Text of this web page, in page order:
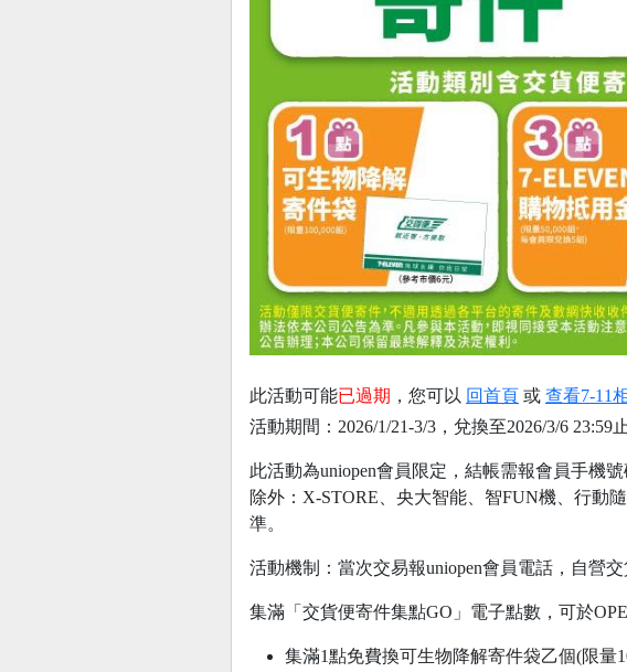
此活動可能已過期 ，您可以 回首頁 或 查看7-11
活動期間：2026/1/21-3/3，兌換至2026/3/6 23:59
此活動為uniopen會員限定，結帳需報會員手機
除外：X-STORE、央大智能、智FUN機、行動
準。
活動機制：當次交易報uniopen會員電話，自營
集滿「交貨便寄件集點GO」電子點數，可於
集滿1點免費換可生物降解寄件袋乙個(限量